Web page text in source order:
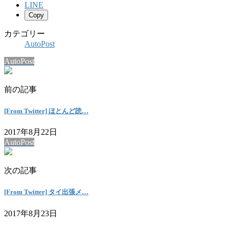
LINE
Copy
カテゴリー
AutoPost
AutoPost
前の記事
[From Twitter] ほとんど読…
2017年8月22日
AutoPost
次の記事
[From Twitter] タイ出張メ…
2017年8月23日